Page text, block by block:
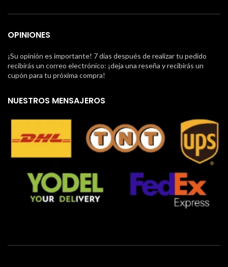
OPINIONES
¡Su opinión es importante! 7 días después de realizar tu pedido
recibirás un correo electrónico: ¡deja una reseña y recibirás un
cupón para tu próxima compra!
NUESTROS MENSAJEROS